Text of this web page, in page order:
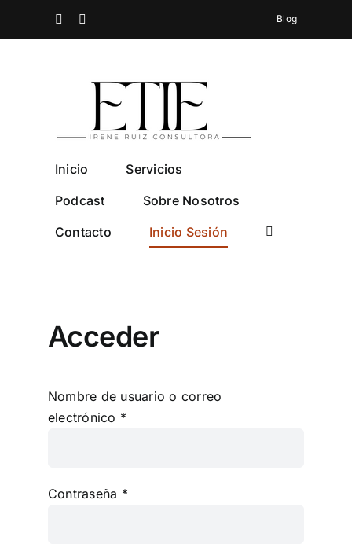
Spotify Blog
Inicio
Servicios
Podcast
Sobre Nosotros
Contacto
Inicio Sesión
Acceder
Nombre de usuario o correo
electrónico *
Contraseña *